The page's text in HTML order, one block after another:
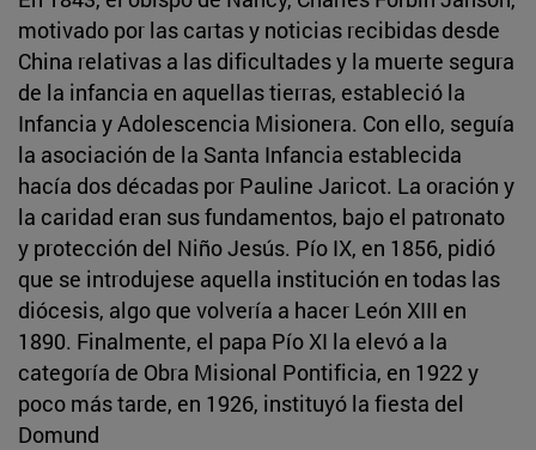
motivado por las cartas y noticias recibidas desde
China relativas a las dificultades y la muerte segura
de la infancia en aquellas tierras, estableció la
Infancia y Adolescencia Misionera. Con ello, seguía
la asociación de la Santa Infancia establecida
hacía dos décadas por Pauline Jaricot. La oración y
la caridad eran sus fundamentos, bajo el patronato
y protección del Niño Jesús. Pío IX, en 1856, pidió
que se introdujese aquella institución en todas las
diócesis, algo que volvería a hacer León XIII en
1890. Finalmente, el papa Pío XI la elevó a la
categoría de Obra Misional Pontificia, en 1922 y
poco más tarde, en 1926, instituyó la fiesta del
Domund